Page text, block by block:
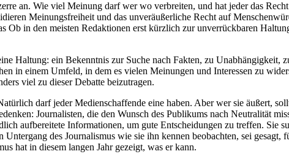
an. Wie viel Meinung darf wer wo verbreiten, und hat jeder das
Meinungsfreiheit und das unveräußerliche Recht auf
Ob in den meisten Redaktionen erst kürzlich zur unverrückbaren
Haltung: ein Bekenntnis zur Suche nach Fakten, zu
in einem Umfeld, in dem es vielen Meinungen und Interessen zu
viel zu dieser Debatte beizutragen.
darf jeder Medienschaffende eine haben. Aber wer sie äußert,
Journalisten, die den Wunsch des Publikums nach Neutralität
aufbereitete Informationen, um gute Entscheidungen zu treffen.
Untergang des Journalismus wie sie ihn kennen beobachten, sei gesagt,
hat in diesem langen Jahr gezeigt, was er kann.